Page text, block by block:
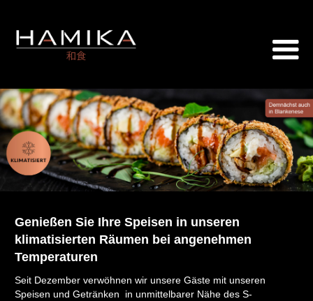
Genießen Sie Ihre Speisen in unseren
klimatisierten Räumen bei angenehmen
Temperaturen
Seit Dezember verwöhnen wir unsere Gäste mit unseren
Speisen und Getränken in unmittelbarer Nähe des S-